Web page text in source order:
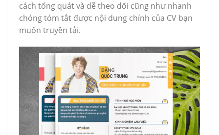
cách tổng quát và dễ theo dõi cũng như nhanh
chóng tóm tắt được nội dung chính của CV bạn
muốn truyền tải.